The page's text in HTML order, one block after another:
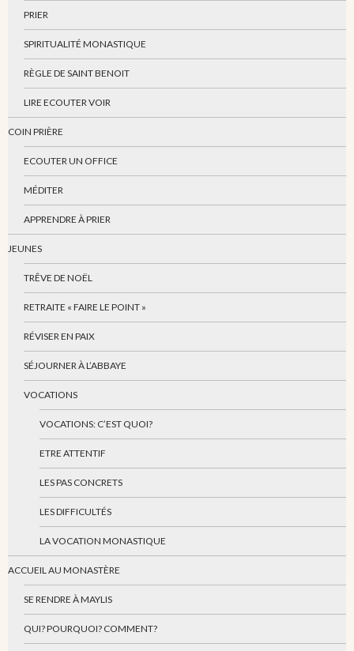
PRIER
SPIRITUALITÉ MONASTIQUE
RÈGLE DE SAINT BENOIT
LIRE ECOUTER VOIR
COIN PRIÈRE
ECOUTER UN OFFICE
MÉDITER
APPRENDRE À PRIER
JEUNES
TRÊVE DE NOËL
RETRAITE « FAIRE LE POINT »
RÉVISER EN PAIX
SÉJOURNER À L’ABBAYE
VOCATIONS
VOCATIONS: C’EST QUOI?
ETRE ATTENTIF
LES PAS CONCRETS
LES DIFFICULTÉS
LA VOCATION MONASTIQUE
ACCUEIL AU MONASTÈRE
SE RENDRE À MAYLIS
QUI? POURQUOI? COMMENT?